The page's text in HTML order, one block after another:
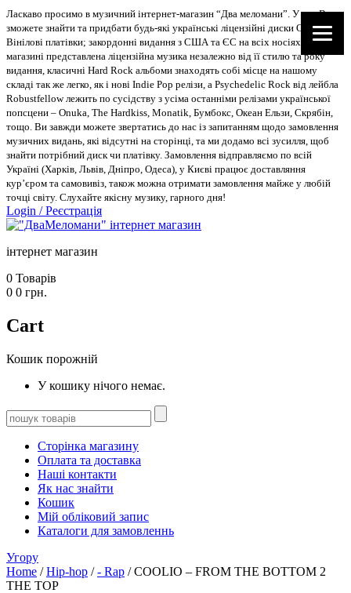
Ласкаво просимо в музичний інтернет-магазин “Два меломани”. У нас Ви
зможете знайти та придбати будь-які українські ліцензійні диски CD, DVD,
Вінілові платівки; закордонні видання з США та ЄС на всіх носіях. В
магазині представлена ліцензійна музика незалежно від її стилю та року
видання, класичні Hard Rock альбоми знаходять собі місце на нашому
складі так же легко, як і нові Indie Pop релізи, а Psychedelic Rock від лейбла
Robustfellow лежить по сусідству з усіма останніми релізами української
попсцени – Onuka, The Hardkiss, Monatik, Бумбокс, Океан Ельзи, Скрябін,
тощо. Ви завжди можете звертатись до нас із запитанням щодо замовлення
музичних видань, які відсутні на сторінці, та ми додамо всі зусилля, щоб
знайти потрібний диск чи платівку. Замовлення відправляємо по всій
Україні (Харків, Львів, Дніпро, Одеса), у Києві працює доставляння
кур’єром та самовивіз, також можна отримати замовлення майже у любій
точці світу. Слухайте якісну музику, гарного дня!
Login /Реєстрація
інтернет магазин
0 Товарів
0 0 грн.
Cart
Кошик порожній
У кошику нічого немає.
Сторінка магазину
Оплата та доставка
Наші контакти
Як нас знайти
Кошик
Мій обліковий запис
Каталоги для замовленнь
Угору
Home /Hip-hop /- Rap / COOLIO – FROM THE BOTTOM 2
THE TOP